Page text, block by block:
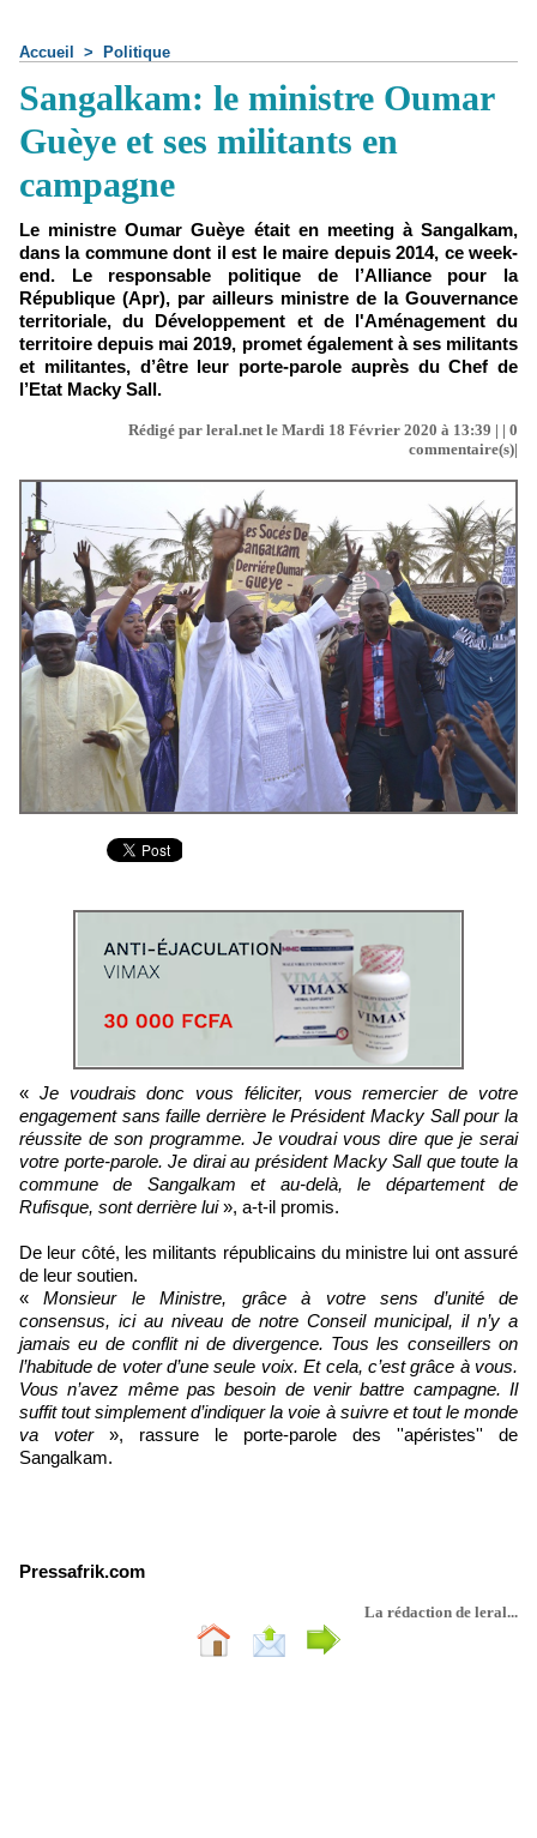
Accueil > Politique
Sangalkam: le ministre Oumar
Guèye et ses militants en
campagne
Le ministre Oumar Guèye était en meeting à Sangalkam,
dans la commune dont il est le maire depuis 2014, ce week-
end. Le responsable politique de l’Alliance pour la
République (Apr), par ailleurs ministre de la Gouvernance
territoriale, du Développement et de l'Aménagement du
territoire depuis mai 2019, promet également à ses militants
et militantes, d’être leur porte-parole auprès du Chef de
l’Etat Macky Sall.
Rédigé par leral.net le Mardi 18 Février 2020 à 13:39 | | 0
commentaire(s)|
« Je voudrais donc vous féliciter, vous remercier de votre
engagement sans faille derrière le Président Macky Sall pour la
réussite de son programme. Je voudrai vous dire que je serai
votre porte-parole. Je dirai au président Macky Sall que toute la
commune de Sangalkam et au-delà, le département de
Rufisque, sont derrière lui», a-t-il promis.
De leur côté, les militants républicains du ministre lui ont assuré
de leur soutien.
«Monsieur le Ministre, grâce à votre sens d’unité de
consensus, ici au niveau de notre Conseil municipal, il n’y a
jamais eu de conflit ni de divergence. Tous les conseillers on
l’habitude de voter d’une seule voix. Et cela, c’est grâce à vous.
Vous n’avez même pas besoin de venir battre campagne. Il
suffit tout simplement d’indiquer la voie à suivre et tout le monde
va voter», rassure le porte-parole des ''apéristes'' de
Sangalkam.
Pressafrik.com
La rédaction de leral...